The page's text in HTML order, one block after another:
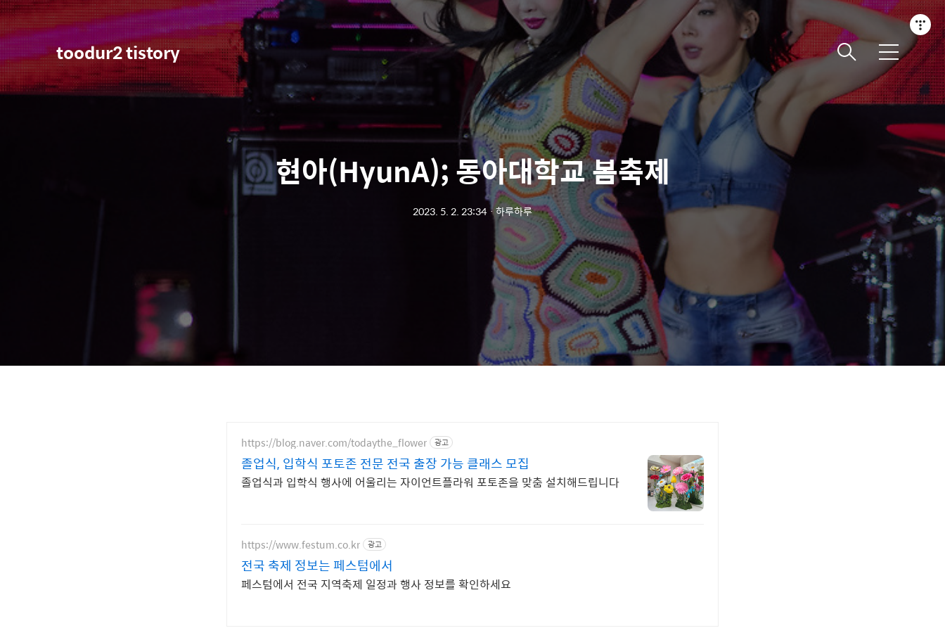
toodur2 tistory 메
뉴
현아(HyunA); 동아대학교 봄축제
2023. 5. 2. 23:34ㆍ하루하루
https://blog.naver.com/todaythe_flower 광고
졸업식, 입학식 포토존 전문 전국 출장 가능 클래스 모집
졸업식과 입학식 행사에 어울리는 자이언트플라워 포토존을 맞춤 설치해드립니다
https://www.festum.co.kr 광고
전국 축제 정보는 페스텀에서
페스텀에서 전국 지역축제 일정과 행사 정보를 확인하세요